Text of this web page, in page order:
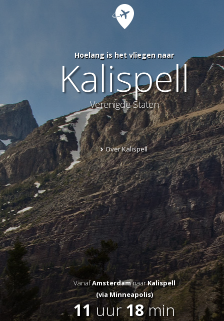
Hoelang is het vliegen naar
Kalispell
Verenigde Staten
Over Kalispell
VanafAmsterdamnaarKalispell
(via Minneapolis)
11uur18min